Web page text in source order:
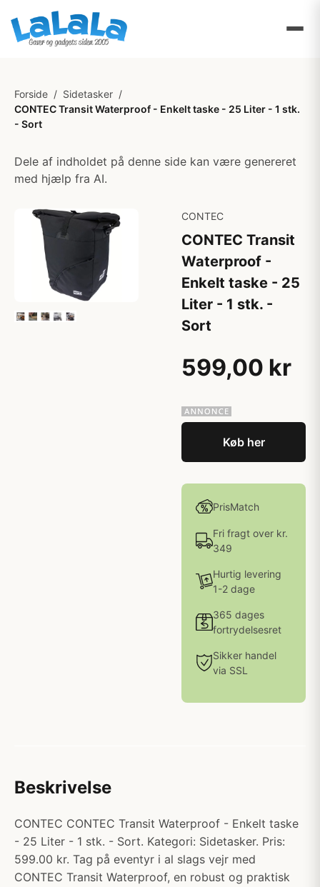
Forside / Sidetasker /
CONTEC Transit Waterproof - Enkelt taske - 25 Liter - 1 stk.
- Sort
Dele af indholdet på denne side kan være genereret
med hjælp fra AI.
CONTEC
CONTEC Transit
Waterproof -
Enkelt taske - 25
Liter - 1 stk. -
Sort
599,00 kr
Køb her
PrisMatch
Fri fragt over kr.
349
Hurtig levering
1-2 dage
365 dages
fortrydelsesret
Sikker handel
via SSL
Beskrivelse
CONTEC CONTEC Transit Waterproof - Enkelt taske
- 25 Liter - 1 stk. - Sort. Kategori: Sidetasker. Pris:
599.00 kr. Tag på eventyr i al slags vejr med
CONTEC Transit Waterproof, en robust og praktisk